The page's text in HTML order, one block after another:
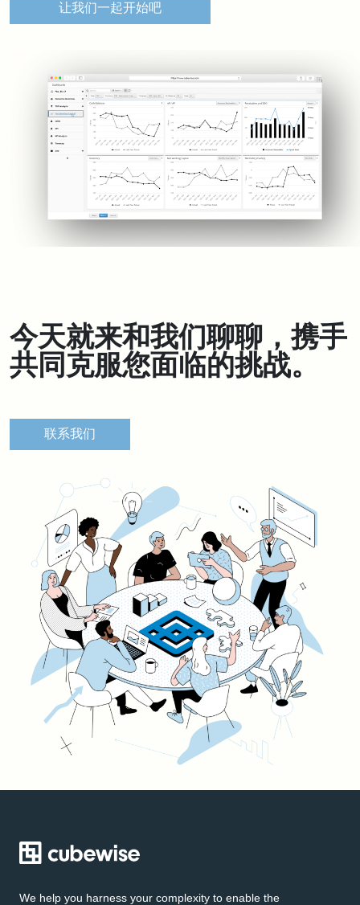
让我们一起开始吧
今天就来和我们聊聊，携手
共同克服您面临的挑战。
联系我们
We help you harness your complexity to enable the